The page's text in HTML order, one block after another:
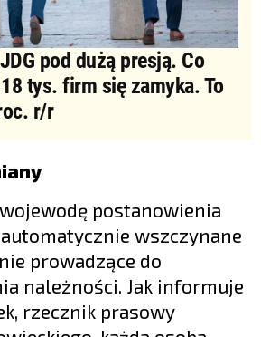
pod dużą presją. Co
tys. firm się zamyka. To
r/r
postanowienia
wszczynane
prowadzące do
należności. Jak informuje
rzecznik prasowy